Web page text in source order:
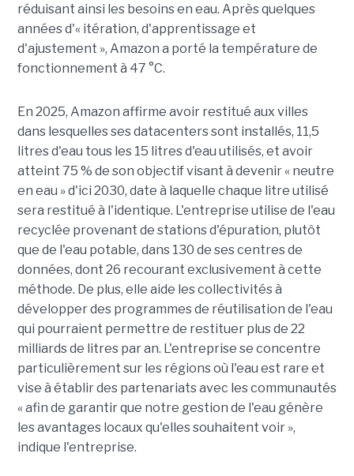
réduisant ainsi les besoins en eau. Après quelques
années d'« itération, d'apprentissage et
d'ajustement », Amazon a porté la température de
fonctionnement à 47 °C.
En 2025, Amazon affirme avoir restitué aux villes
dans lesquelles ses datacenters sont installés, 11,5
litres d'eau tous les 15 litres d'eau utilisés, et avoir
atteint 75 % de son objectif visant à devenir « neutre
en eau » d'ici 2030, date à laquelle chaque litre utilisé
sera restitué à l'identique. L'entreprise utilise de l'eau
recyclée provenant de stations d'épuration, plutôt
que de l'eau potable, dans 130 de ses centres de
données, dont 26 recourant exclusivement à cette
méthode. De plus, elle aide les collectivités à
développer des programmes de réutilisation de l'eau
qui pourraient permettre de restituer plus de 22
milliards de litres par an. L'entreprise se concentre
particulièrement sur les régions où l'eau est rare et
vise à établir des partenariats avec les communautés
« afin de garantir que notre gestion de l'eau génère
les avantages locaux qu'elles souhaitent voir »,
indique l'entreprise.